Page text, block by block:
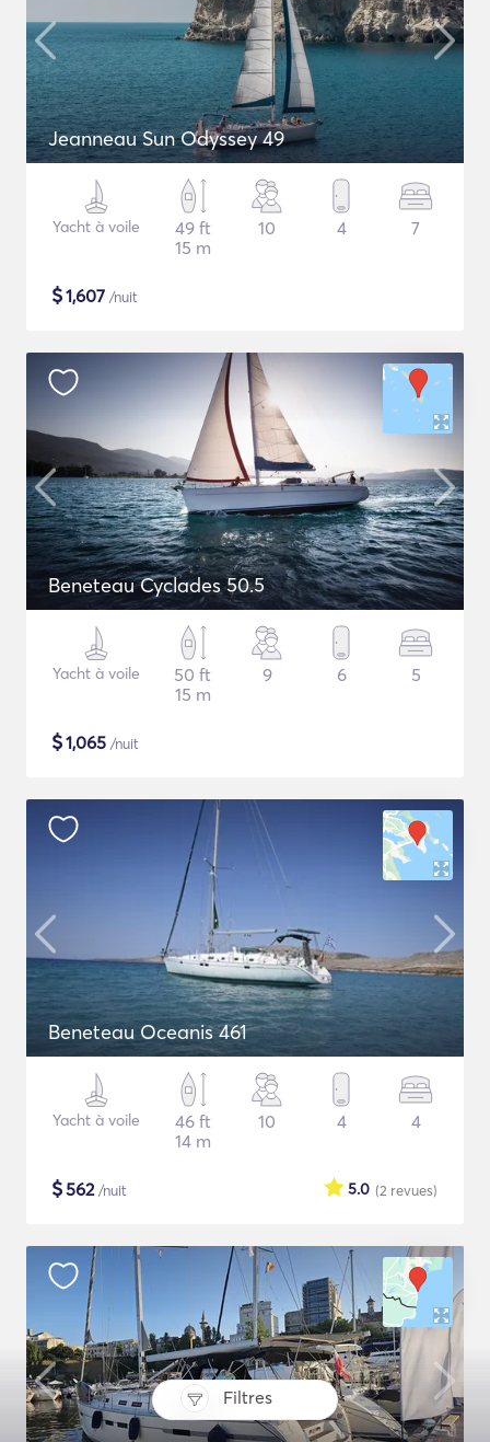
Filtres
Jeanneau Sun Odyssey 49
Yacht à voile
49 ft
15 m
10 4 7
$1,607 /nuit
Beneteau Cyclades 50.5
Yacht à voile
50 ft
15 m
9 6 5
$1,065 /nuit
Beneteau Oceanis 461
Yacht à voile
46 ft
14 m
10 4 4
$562/nuit (2 revues)
5.0